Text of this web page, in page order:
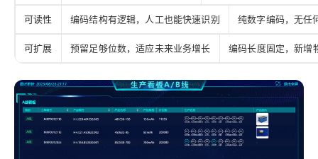
可读性 编码结构有逻辑，人工也能快速识别 纯数字编码，无任
可扩展 预留足够位数，适应未来业务增长 编码长度固定，新增